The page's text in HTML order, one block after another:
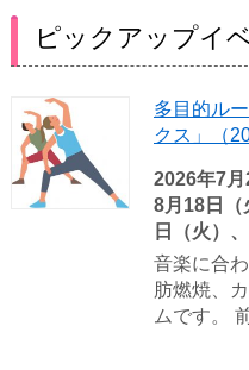
ピックアップイ
多目的ル
クス」（
2026年7月
8月18日（
日（火）
音楽に合
肪燃焼、
ムです。